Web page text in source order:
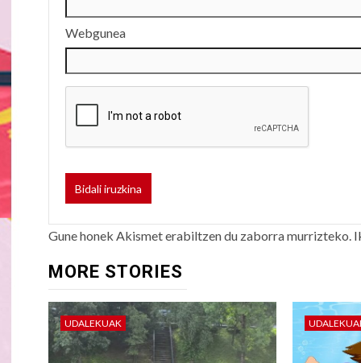
Webgunea
Gune honek Akismet erabiltzen du zaborra murrizteko.
MORE STORIES
UDALEKUAK